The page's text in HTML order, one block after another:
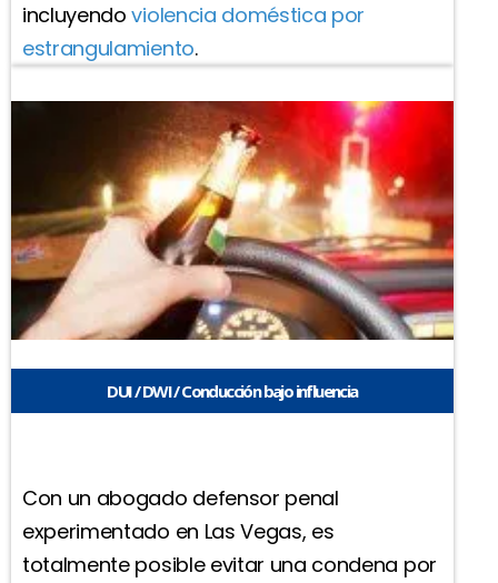
incluyendoviolencia doméstica por
estrangulamiento.
DUI / DWI / Conducción bajo influencia
Con un abogado defensor penal
experimentado en Las Vegas, es
totalmente posible evitar una condena por